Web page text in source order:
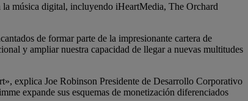
la música digital, incluyendo iHeartMedia, The Orchard
de formar parte de la impresionante cartera de
y ampliar nuestra capacidad de llegar a nuevas multitudes
explica Joe Robinson Presidente de Desarrollo Corporativo
expande sus esquemas de monetización diferenciados